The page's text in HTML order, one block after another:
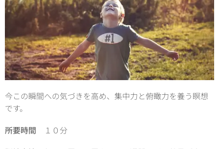
今この瞬間への気づきを高め、集中力と俯瞰力を養う瞑想
です。
所要時間 １０分